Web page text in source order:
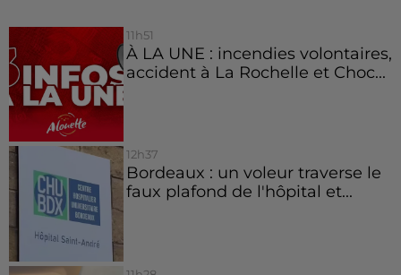
11h51
À LA UNE : incendies volontaires,
accident à La Rochelle et Choc...
12h37
Bordeaux : un voleur traverse le
faux plafond de l'hôpital et...